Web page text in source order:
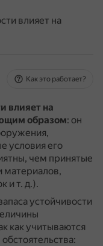
влияет на
Как это работает?
влияет на
образом: он
условия его
чем принятые
материалов,
и т. д.).
устойчивости
как учитываются